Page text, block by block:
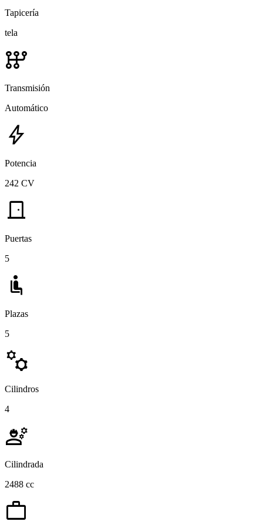
Tapicería
tela
auto_transmission
Transmisión
Automático
bolt
Potencia
242 CV
door_front
Puertas
5
airline_seat_recline_normal
Plazas
5
manufacturing
Cilindros
4
engineering
Cilindrada
2488 cc
work